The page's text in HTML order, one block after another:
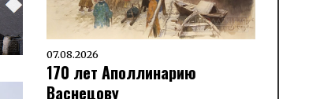
07.08.2026
170 лет Аполлинарию
Васнецову